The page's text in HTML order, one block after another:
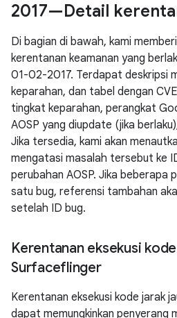
2017—Detail
Di bagian di bawah, kami
kerentanan keamanan yang
01-02-2017. Terdapat deskripsi
keparahan, dan tabel dengan
tingkat keparahan, perangkat
AOSP yang diupdate (jika
Jika tersedia, kami akan
mengatasi masalah tersebut ke
perubahan AOSP. Jika beberapa
satu bug, referensi tambahan
setelah ID bug.
Kerentanan eksekusi
Surfaceflinger
Kerentanan eksekusi kode jarak
dapat memungkinkan penyerang